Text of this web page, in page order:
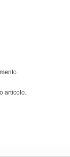
articolo.